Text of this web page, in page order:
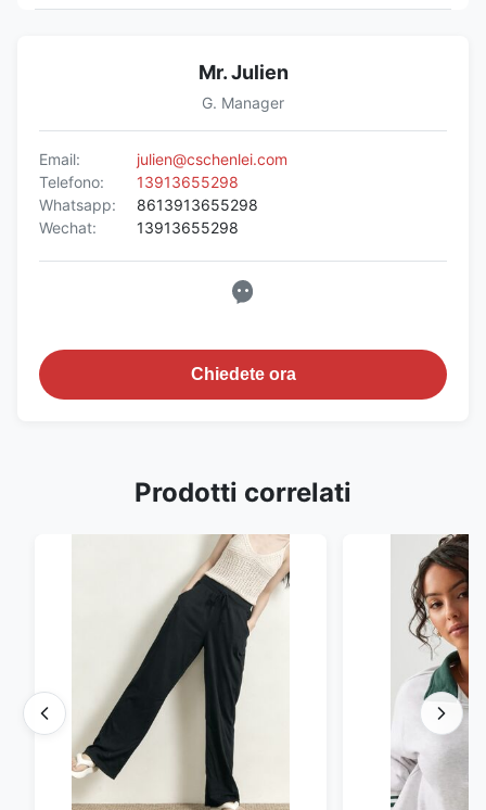
Mr. Julien
G. Manager
Email:
julien@cschenlei.com
Telefono:
13913655298
Whatsapp:
8613913655298
Wechat:
13913655298
Chiedete ora
Prodotti correlati